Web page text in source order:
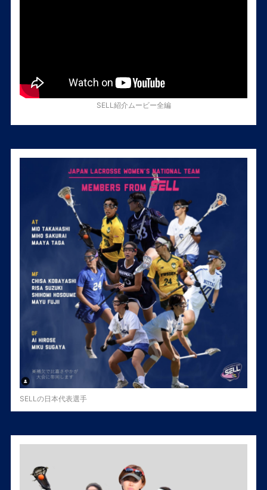
SELL紹介ムービー全編
SELLの日本代表選手